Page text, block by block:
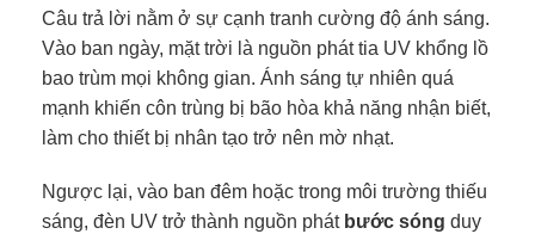
Câu trả lời nằm ở sự cạnh tranh cường độ ánh sáng.
Vào ban ngày, mặt trời là nguồn phát tia UV khổng lồ
bao trùm mọi không gian. Ánh sáng tự nhiên quá
mạnh khiến côn trùng bị bão hòa khả năng nhận biết,
làm cho thiết bị nhân tạo trở nên mờ nhạt.
Ngược lại, vào ban đêm hoặc trong môi trường thiếu
sáng, đèn UV trở thành nguồn phát bước sóng duy